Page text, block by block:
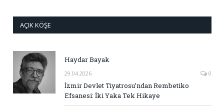
AÇIK KÖŞE
Haydar Bayak
29.04.2026 0
İzmir Devlet Tiyatrosu’ndan Rembetiko
Efsanesi: İki Yaka Tek Hikaye